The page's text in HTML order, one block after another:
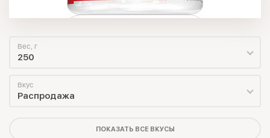
Вес, г
250
Вкус
Распродажа
ПОКАЗАТЬ ВСЕ ВКУСЫ